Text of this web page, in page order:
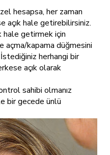
hesapsa, her zaman
açık hale getirebilirsiniz.
hale getirmek için
açma/kapama düğmesini
herhangi bir
açık olarak
sahibi olmanız
bir gecede ünlü